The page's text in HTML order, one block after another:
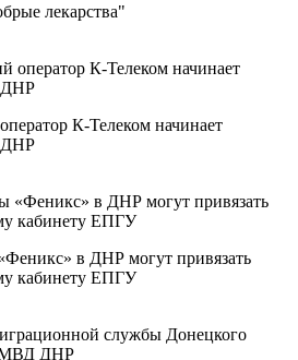
лекарства"
К-Телеком начинает
ДНР
в ДНР могут привязать
кабинету ЕПГУ